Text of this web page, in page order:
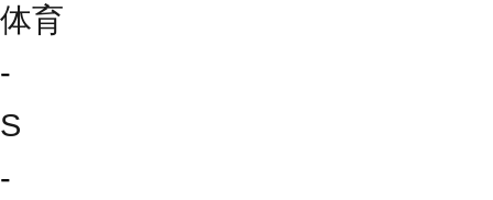
体育
-
S
-